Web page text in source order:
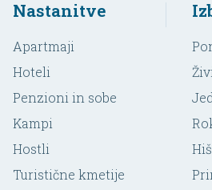
Nastanitve
Apartmaji
Hoteli
Penzioni in sobe
Kampi
Hostli
Turistične kmetije